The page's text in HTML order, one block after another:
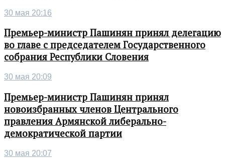
30 мая 20:16
Премьер-министр Пашинян принял делегацию
во главе с председателем Государственного
собрания Республики Словения
30 мая 20:09
Премьер-министр Пашинян принял
новоизбранных членов Центрального
правления Армянской либерально-
демократической партии
30 мая 20:07